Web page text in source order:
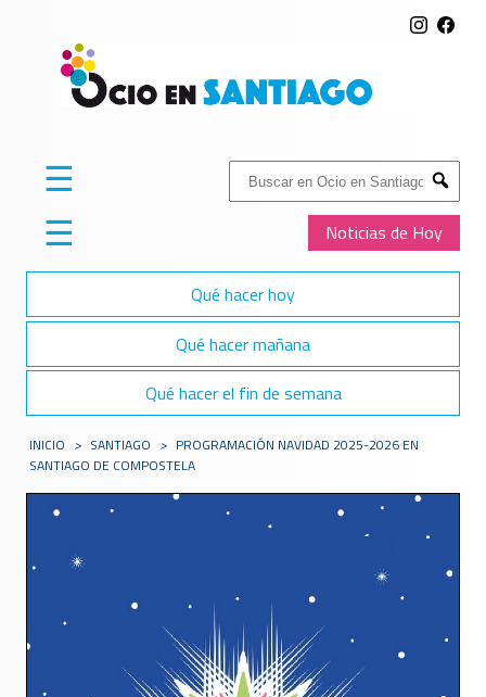
Buscar:
Submit
Noticias de Hoy
☰
☰
Qué hacer hoy
Qué hacer mañana
Qué hacer el fin de semana
INICIO > SANTIAGO > PROGRAMACIÓN NAVIDAD 2025-2026 EN
SANTIAGO DE COMPOSTELA